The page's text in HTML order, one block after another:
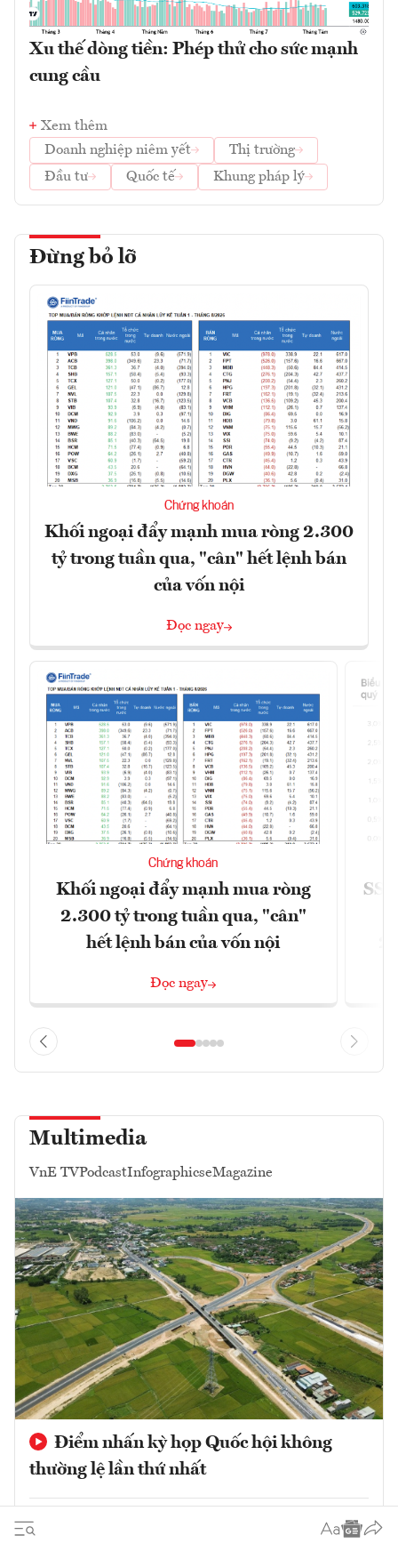
Xu thế dòng tiền: Phép thử cho sức mạnh
cung cầu
Xem thêm
Doanh nghiệp niêm yết
Thị trường
Đầu tư
Quốc tế Khung pháp lý
Đừng bỏ lỡ
Chứng khoán
Khối ngoại đẩy mạnh mua ròng 2.300
tỷ trong tuần qua, "cân" hết lệnh bán
của vốn nội
Đọc ngay
Chứng khoán
Khối ngoại đẩy mạnh mua ròng
2.300 tỷ trong tuần qua, "cân"
hết lệnh bán của vốn nội
Đọc ngay
SSI
Multimedia
VnE TVPodcastInfographicseMagazine
Điểm nhấn kỳ họp Quốc hội không
thường lệ lần thứ nhất